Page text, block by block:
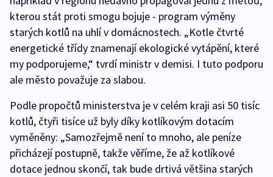
kterou stát proti smogu bojuje - program výměny
starých kotlů na uhlí v domácnostech. „Kotle čtvrté
energetické třídy znamenají ekologické vytápění, které
my podporujeme,“ tvrdí ministr v demisi. I tuto podporu
ale město považuje za slabou.
Podle propočtů ministerstva je v celém kraji asi 50 tisíc
kotlů, čtyři tisíce už byly díky kotlíkovým dotacím
vyměněny: „Samozřejmě není to mnoho, ale peníze
přicházejí postupně, takže věříme, že až kotlíkové
dotace jednou skončí, tak bude drtivá většina starých